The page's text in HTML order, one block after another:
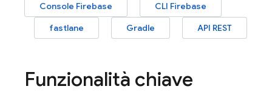
Console Firebase CLI Firebase
fastlane
Gradle API REST
Funzionalità chiave